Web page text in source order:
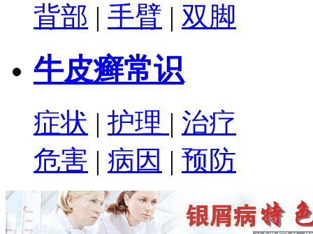
背部 | 手臂 | 双脚
牛皮癣常识
症状 | 护理 | 治疗
危害 | 病因 | 预防